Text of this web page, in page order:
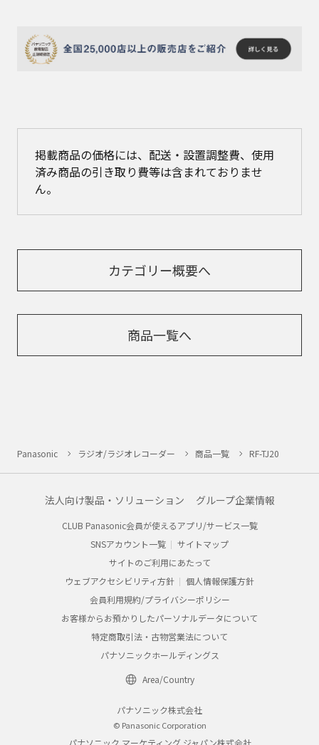
掲載商品の価格には、配送・設置調整費、使用
済み商品の引き取り費等は含まれておりませ
ん。
カテゴリー概要へ
商品一覧へ
Panasonic ラジオ/ラジオレコーダー 商品一覧 RF-TJ20
法人向け製品・ソリューション グループ企業情報
CLUB Panasonic会員が使えるアプリ/サービス一覧
SNSアカウント一覧
サイトマップ
サイトのご利用にあたって
ウェブアクセシビリティ方針
個人情報保護方針
会員利用規約/プライバシーポリシー
お客様からお預かりしたパーソナルデータについて
特定商取引法・古物営業法について
パナソニックホールディングス
Area/Country
パナソニック株式会社
© Panasonic Corporation
パナソニック マーケティング ジャパン株式会社